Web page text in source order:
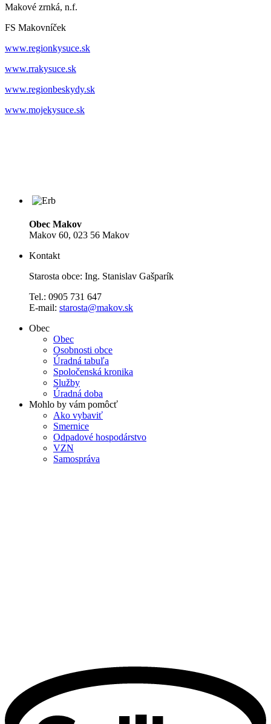
Makové zrnká, n.f.
FS Makovníček
www.regionkysuce.sk
www.rrakysuce.sk
www.regionbeskydy.sk
www.mojekysuce.sk
Obec Makov
Makov 60, 023 56 Makov
Kontakt
Starosta obce: Ing. Stanislav Gašparík
Tel.: 0905 731 647
E-mail: starosta@makov.sk
Obec
Obec
Osobnosti obce
Úradná tabuľa
Spoločenská kronika
Služby
Úradná doba
Mohlo by vám pomôcť
Ako vybaviť
Smernice
Odpadové hospodárstvo
VZN
Samospráva